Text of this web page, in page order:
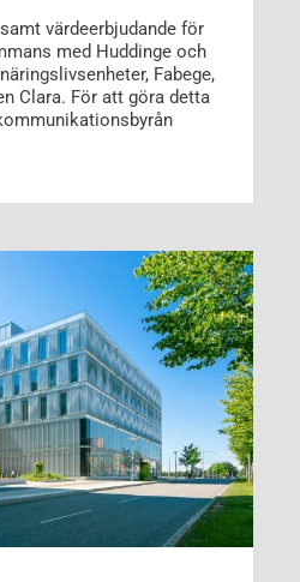
värdeerbjudande för
med Huddinge och
Fabege,
Clara. För att göra detta